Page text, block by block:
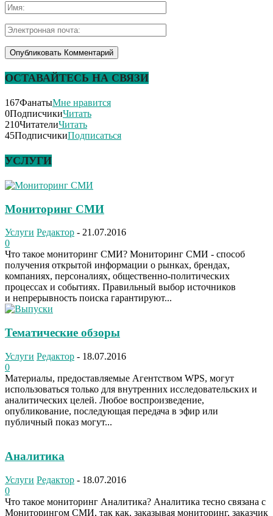
ОСТАВАЙТЕСЬ НА СВЯЗИ
167ФанатыМне нравится
0ПодписчикиЧитать
210ЧитателиЧитать
45ПодписчикиПодписаться
УСЛУГИ
Мониторинг СМИ
Услуги Редактор - 21.07.2016
0
Что такое мониторинг СМИ? Мониторинг СМИ - способ
получения открытой информации о рынках, брендах,
компаниях, персоналиях, общественно-политических
процессах и событиях. Правильный выбор источников
и непрерывность поиска гарантируют...
Тематические обзоры
Услуги Редактор - 18.07.2016
0
Материалы, предоставляемые Агентством WPS, могут
использоваться только для внутренних исследовательских и
аналитических целей. Любое воспроизведение,
опубликование, последующая передача в эфир или
публичный показ могут...
Аналитика
Услуги Редактор - 18.07.2016
0
Что такое мониторинг Аналитика? Аналитика тесно связана с
Мониторингом СМИ, так как, заказывая мониторинг, заказчик